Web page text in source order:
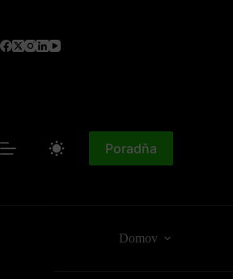
Poradňa
Domov